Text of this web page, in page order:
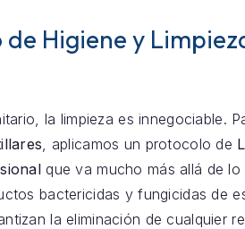
Higiene y
la limpieza es innegociable.
, aplicamos un protocolo de
que va mucho más allá de
bactericidas y fungicidas de
la eliminación de cualquier